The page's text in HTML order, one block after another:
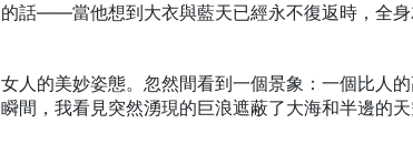
話——當他想到大衣與藍天已經永不復返時，全
人的美妙姿態。忽然間看到一個景象：一個比人
間，我看見突然湧現的巨浪遮蔽了大海和半邊的